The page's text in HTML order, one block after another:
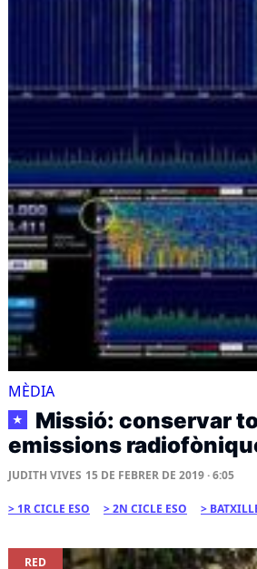
MÈDIA
★
Missió: conservar
emissions
JUDITH VIVES 15 DE FEBRER DE 2019 · 6:05
1R CICLE ESO 2N CICLE ESO
RED